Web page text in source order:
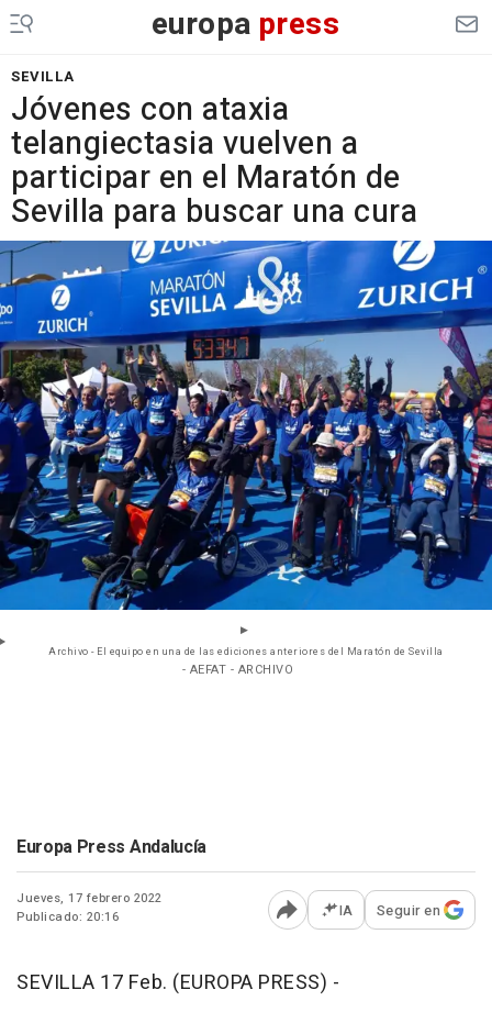
europa press
SEVILLA
Jóvenes con ataxia
telangiectasia vuelven a
participar en el Maratón de
Sevilla para buscar una cura
Archivo - El equipo en una de las ediciones anteriores del Maratón de Sevilla
- AEFAT - ARCHIVO
Europa Press Andalucía
Jueves, 17 febrero 2022
Publicado: 20:16
Abrir opciones para
IA Seguir en
SEVILLA 17 Feb. (EUROPA PRESS) -